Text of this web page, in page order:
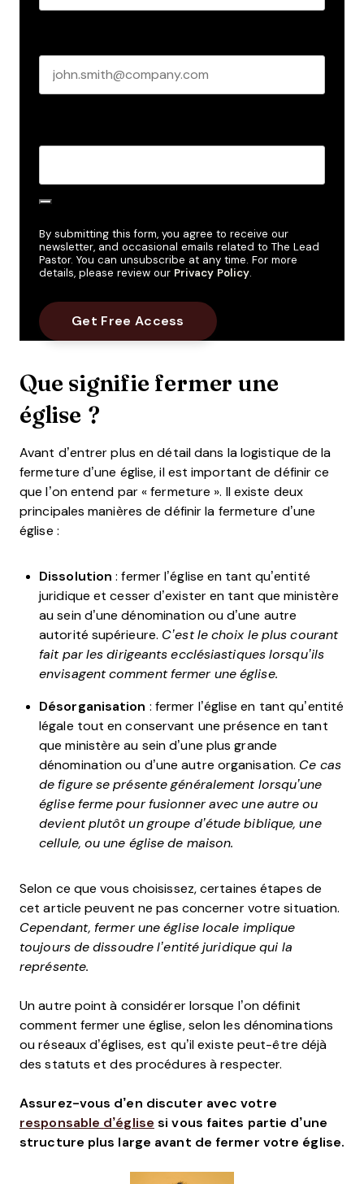
By submitting this form, you agree to receive our
newsletter, and occasional emails related to The Lead
Pastor. You can unsubscribe at any time. For more
details, please review our Privacy Policy.
Que signifie fermer une
église ?
Avant d’entrer plus en détail dans la logistique de la
fermeture d’une église, il est important de définir ce
que l’on entend par « fermeture ». Il existe deux
principales manières de définir la fermeture d’une
église :
Dissolution : fermer l’église en tant qu’entité
juridique et cesser d’exister en tant que ministère
au sein d’une dénomination ou d’une autre
autorité supérieure. C’est le choix le plus courant
fait par les dirigeants ecclésiastiques lorsqu’ils
envisagent comment fermer une église.
Désorganisation : fermer l’église en tant qu’entité
légale tout en conservant une présence en tant
que ministère au sein d’une plus grande
dénomination ou d’une autre organisation. Ce cas
de figure se présente généralement lorsqu’une
église ferme pour fusionner avec une autre ou
devient plutôt un groupe d’étude biblique, une
cellule, ou une église de maison.
Selon ce que vous choisissez, certaines étapes de
cet article peuvent ne pas concerner votre situation.
Cependant, fermer une église locale implique
toujours de dissoudre l’entité juridique qui la
représente.
Un autre point à considérer lorsque l’on définit
comment fermer une église, selon les dénominations
ou réseaux d’églises, est qu’il existe peut-être déjà
des statuts et des procédures à respecter.
Assurez-vous d’en discuter avec votre
responsable d’église si vous faites partie d’une
structure plus large avant de fermer votre église.